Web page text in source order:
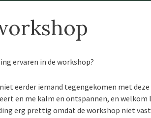
ervaren in de workshop?
eerder iemand tegengekomen met
en me kalm en ontspannen, en welkom
erg prettig omdat de workshop niet